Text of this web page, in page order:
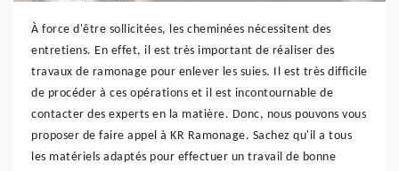
À force d'être sollicitées, les cheminées nécessitent des
entretiens. En effet, il est très important de réaliser des
travaux de ramonage pour enlever les suies. Il est très difficile
de procéder à ces opérations et il est incontournable de
contacter des experts en la matière. Donc, nous pouvons vous
proposer de faire appel à KR Ramonage. Sachez qu'il a tous
les matériels adaptés pour effectuer un travail de bonne